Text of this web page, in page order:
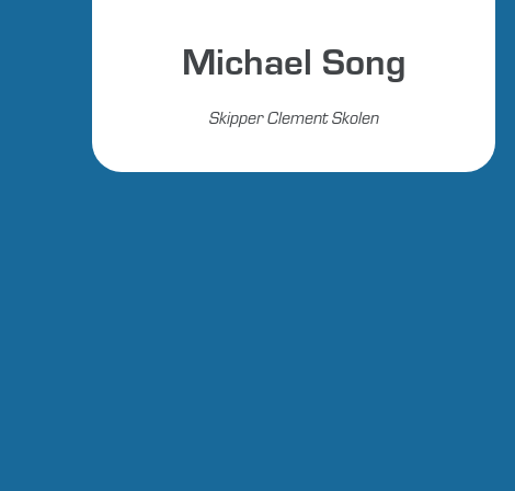
Michael Song
Skipper Clement Skolen